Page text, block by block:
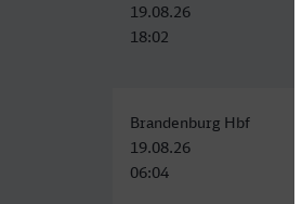
19.08.26
18:02
Brandenburg Hbf
19.08.26
06:04